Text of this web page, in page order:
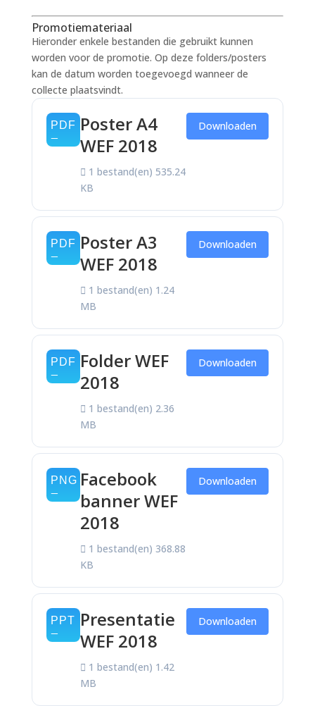
Promotiemateriaal
Hieronder enkele bestanden die gebruikt kunnen
worden voor de promotie. Op deze folders/posters
kan de datum worden toegevoegd wanneer de
collecte plaatsvindt.
Poster A4
WEF 2018
1 bestand(en) 535.24
KB
Downloaden
Poster A3
WEF 2018
1 bestand(en) 1.24
MB
Downloaden
Folder WEF
2018
1 bestand(en) 2.36
MB
Downloaden
Facebook
banner WEF
2018
1 bestand(en) 368.88
KB
Downloaden
Presentatie
WEF 2018
1 bestand(en) 1.42
MB
Downloaden